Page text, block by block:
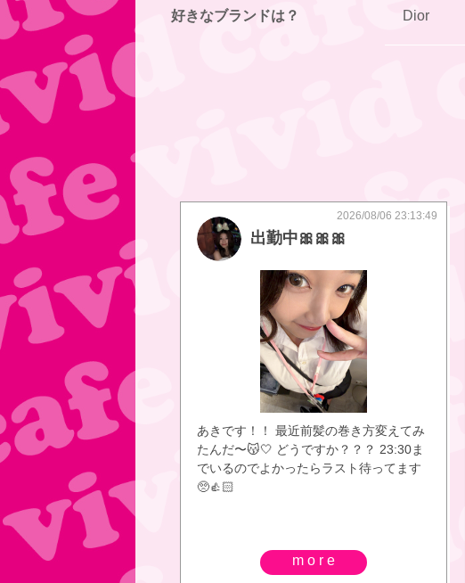
好きなブランドは？ Dior
出勤中🎀🎀🎀
2026/08/06 23:13:49
あきです！！ 最近前髪の巻き方変えてみ
たんだ〜😽🤍 どうですか？？？ 23:30ま
でいるのでよかったらラスト待ってます
🥺👍🏻
more